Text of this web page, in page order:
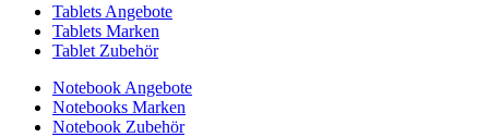
Tablets Angebote
Tablets Marken
Tablet Zubehör
Notebook Angebote
Notebooks Marken
Notebook Zubehör